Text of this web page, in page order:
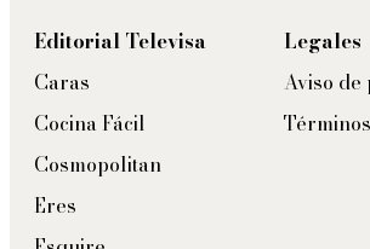
Editorial Televisa
Caras
Cocina Fácil
Cosmopolitan
Eres
Legales
Aviso